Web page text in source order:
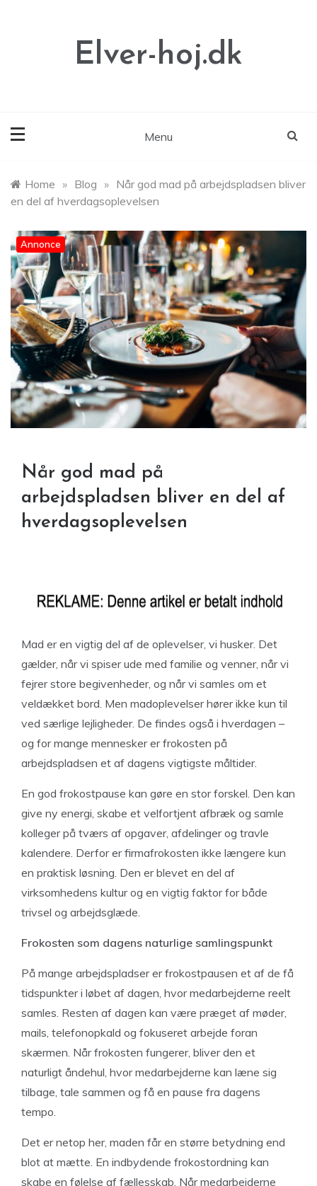
Elver-hoj.dk
Menu
Home » Blog » Når god mad på arbejdspladsen bliver
en del af hverdagsoplevelsen
Annonce
Når god mad på
arbejdspladsen bliver en del af
hverdagsoplevelsen
Mad er en vigtig del af de oplevelser, vi husker. Det
gælder, når vi spiser ude med familie og venner, når vi
fejrer store begivenheder, og når vi samles om et
veldækket bord. Men madoplevelser hører ikke kun til
ved særlige lejligheder. De findes også i hverdagen –
og for mange mennesker er frokosten på
arbejdspladsen et af dagens vigtigste måltider.
En god frokostpause kan gøre en stor forskel. Den kan
give ny energi, skabe et velfortjent afbræk og samle
kolleger på tværs af opgaver, afdelinger og travle
kalendere. Derfor er firmafrokosten ikke længere kun
en praktisk løsning. Den er blevet en del af
virksomhedens kultur og en vigtig faktor for både
trivsel og arbejdsglæde.
Frokosten som dagens naturlige samlingspunkt
På mange arbejdspladser er frokostpausen et af de få
tidspunkter i løbet af dagen, hvor medarbejderne reelt
samles. Resten af dagen kan være præget af møder,
mails, telefonopkald og fokuseret arbejde foran
skærmen. Når frokosten fungerer, bliver den et
naturligt åndehul, hvor medarbejderne kan læne sig
tilbage, tale sammen og få en pause fra dagens
tempo.
Det er netop her, maden får en større betydning end
blot at mætte. En indbydende frokostordning kan
skabe en følelse af fællesskab. Når medarbejderne